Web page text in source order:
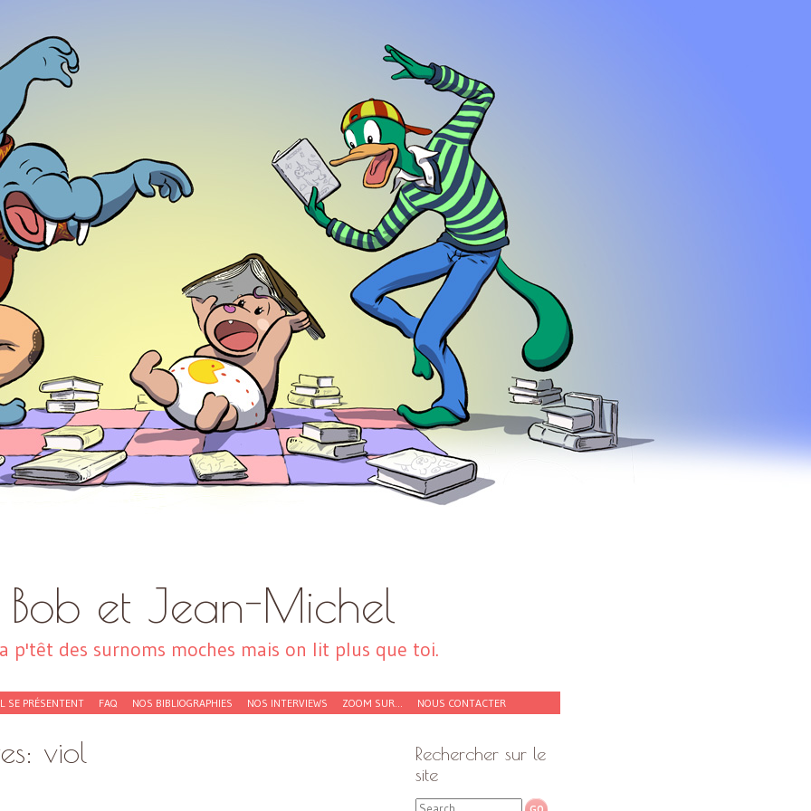
Bob et Jean-Michel
p'têt des surnoms moches mais on lit plus que toi.
SE PRÉSENTENT FAQ NOS BIBLIOGRAPHIES NOS INTERVIEWS ZOOM SUR… NOUS CONTACTER
viol
Rechercher sur le
site
Search